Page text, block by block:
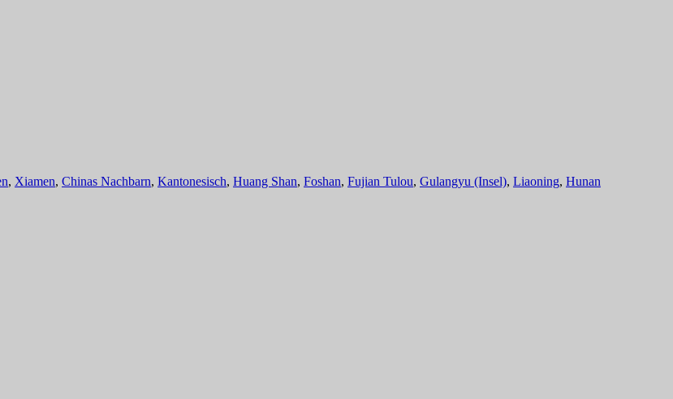
, Xiamen, Chinas Nachbarn, Kantonesisch, Huang Shan, Foshan, Fujian Tulou, Gulangyu (Insel), Liaoning, Hunan